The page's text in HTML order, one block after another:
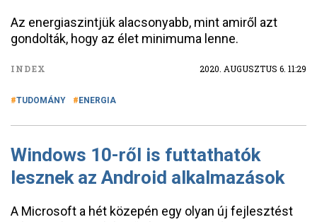
Az energiaszintjük alacsonyabb, mint amiről azt
gondolták, hogy az élet minimuma lenne.
INDEX 2020. AUGUSZTUS 6. 11:29
TUDOMÁNY ENERGIA
Windows 10-ről is futtathatók
lesznek az Android alkalmazások
A Microsoft a hét közepén egy olyan új fejlesztést